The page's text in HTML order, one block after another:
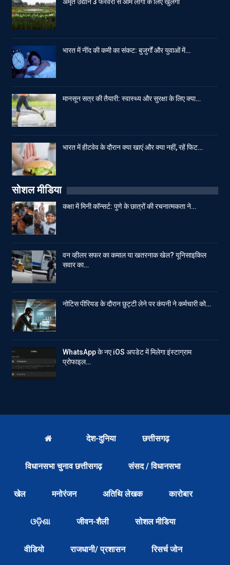
अमृत उद्यान 3 फरवरी से आम लोगों के लिए खुलेगा
भारत में नींद की कमी का संकट: बुजुर्गों और युवाओं में…
मानसून सत्र की तैयारी: स्वास्थ्य और सुरक्षा के लिए क्या…
भारत में हीटवेव के दौरान क्या खाएं और क्या नहीं, रहें फिट…
सोशल मीडिया
कक्षा में मिनी कॉन्सर्ट: पुणे के छात्रों की रचनात्मकता ने…
वन व्हीलर सफर का कमाल या खतरनाक खेल? यूनिसाइकिल
सवार का…
नोटिस पीरियड के दौरान छुट्टी लेने पर कंपनी ने कर्मचारी को…
WhatsApp के नए iOS अपडेट में मिलेगा इंस्टाग्राम
प्रोफाइल…
देश-दुनिया छत्तीसगढ़
विधानसभा चुनाव छत्तीसगढ़ संसद / विधानसभा
खेल मनोरंजन अतिथि लेखक कारोबार
ଓଡ଼ିଶା जीवन-शैली सोशल मीडिया
वीडियो राजधानी/ प्रशासन रिसर्च जोन